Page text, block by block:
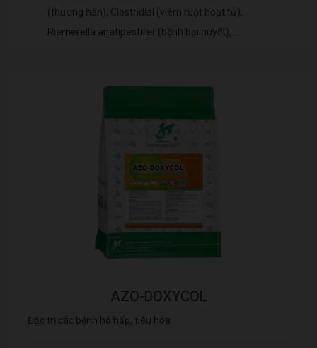
(thương hàn), Clostridial (viêm ruột hoạt tử),
Riemerella anatipestifer (bệnh bại huyết),...
AZO-DOXYCOL
Đặc trị các bệnh hô hấp, tiêu hóa